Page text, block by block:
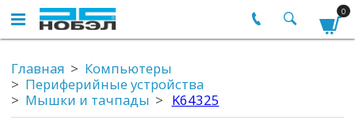
0
Главная
Компьютеры
Периферийные устройства
Мышки и тачпады
K64325